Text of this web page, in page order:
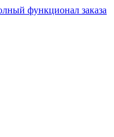
функционал заказа